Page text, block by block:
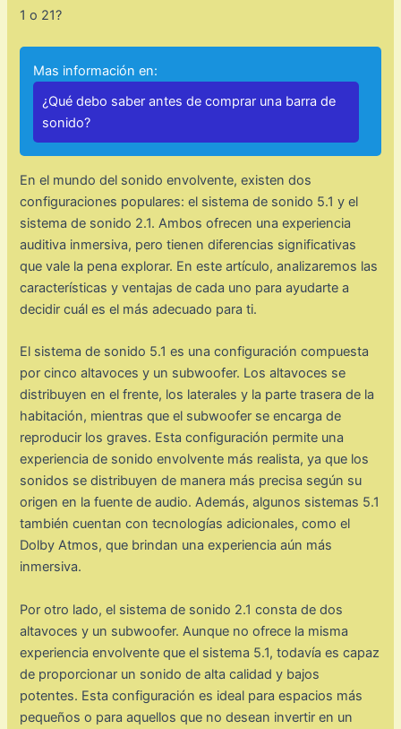
1 o 21?
Mas información en:
¿Qué debo saber antes de comprar una barra de
sonido?
En el mundo del sonido envolvente, existen dos
configuraciones populares: el sistema de sonido 5.1 y el
sistema de sonido 2.1. Ambos ofrecen una experiencia
auditiva inmersiva, pero tienen diferencias significativas
que vale la pena explorar. En este artículo, analizaremos las
características y ventajas de cada uno para ayudarte a
decidir cuál es el más adecuado para ti.
El sistema de sonido 5.1 es una configuración compuesta
por cinco altavoces y un subwoofer. Los altavoces se
distribuyen en el frente, los laterales y la parte trasera de la
habitación, mientras que el subwoofer se encarga de
reproducir los graves. Esta configuración permite una
experiencia de sonido envolvente más realista, ya que los
sonidos se distribuyen de manera más precisa según su
origen en la fuente de audio. Además, algunos sistemas 5.1
también cuentan con tecnologías adicionales, como el
Dolby Atmos, que brindan una experiencia aún más
inmersiva.
Por otro lado, el sistema de sonido 2.1 consta de dos
altavoces y un subwoofer. Aunque no ofrece la misma
experiencia envolvente que el sistema 5.1, todavía es capaz
de proporcionar un sonido de alta calidad y bajos
potentes. Esta configuración es ideal para espacios más
pequeños o para aquellos que no desean invertir en un